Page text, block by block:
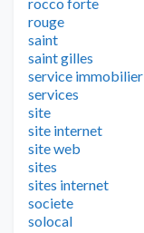
rouge
saint
saint gilles
service immobilier
services
site
site internet
site web
sites
sites internet
societe
solocal